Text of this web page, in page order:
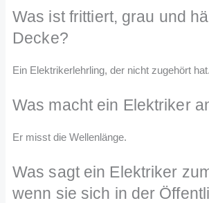
Was ist frittiert, grau und
Decke?
Ein Elektrikerlehrling, der nicht zugehört hat.
Was macht ein Elektriker
Er misst die Wellenlänge.
Was sagt ein Elektriker
wenn sie sich in der